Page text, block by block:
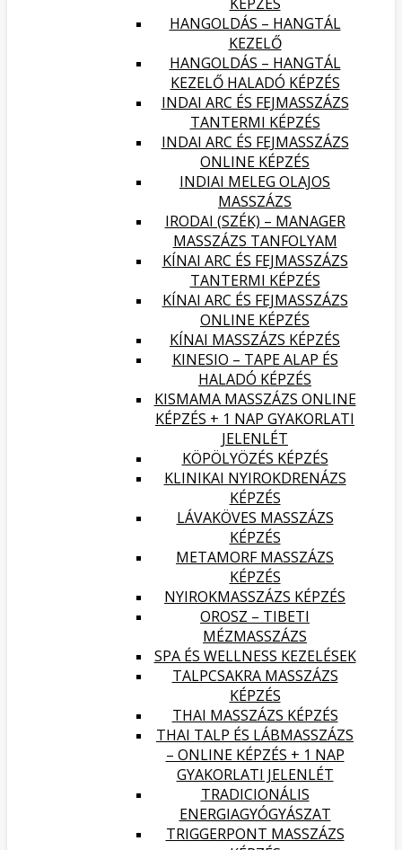
HANGOLDÁS – HANGTÁL
KEZELŐ
HANGOLDÁS – HANGTÁL
KEZELŐ HALADÓ KÉPZÉS
INDAI ARC ÉS FEJMASSZÁZS
TANTERMI KÉPZÉS
INDAI ARC ÉS FEJMASSZÁZS
ONLINE KÉPZÉS
INDIAI MELEG OLAJOS
MASSZÁZS
IRODAI (SZÉK) – MANAGER
MASSZÁZS TANFOLYAM
KÍNAI ARC ÉS FEJMASSZÁZS
TANTERMI KÉPZÉS
KÍNAI ARC ÉS FEJMASSZÁZS
ONLINE KÉPZÉS
KÍNAI MASSZÁZS KÉPZÉS
KINESIO – TAPE ALAP ÉS
HALADÓ KÉPZÉS
KISMAMA MASSZÁZS ONLINE
KÉPZÉS + 1 NAP GYAKORLATI
JELENLÉT
KÖPÖLYÖZÉS KÉPZÉS
KLINIKAI NYIROKDRENÁZS
KÉPZÉS
LÁVAKÖVES MASSZÁZS
KÉPZÉS
METAMORF MASSZÁZS
KÉPZÉS
NYIROKMASSZÁZS KÉPZÉS
OROSZ – TIBETI
MÉZMASSZÁZS
SPA ÉS WELLNESS KEZELÉSEK
TALPCSAKRA MASSZÁZS
KÉPZÉS
THAI MASSZÁZS KÉPZÉS
THAI TALP ÉS LÁBMASSZÁZS
– ONLINE KÉPZÉS + 1 NAP
GYAKORLATI JELENLÉT
TRADICIONÁLIS
ENERGIAGYÓGYÁSZAT
TRIGGERPONT MASSZÁZS